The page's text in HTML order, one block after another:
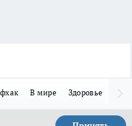
В мире Здоровье